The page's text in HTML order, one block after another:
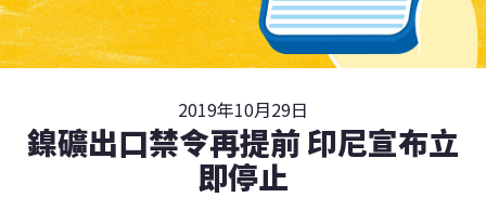
2019年10月29日
鎳礦出口禁令再提前 印尼宣布立
即停止